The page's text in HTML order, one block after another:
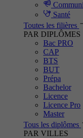
Santé
Toutes les filières
PAR DIPLÔMES
Bac PRO
CAP
BTS
BUT
Prépa
Bachelor
Licence
Licence Pro
Master
Tous les diplômes
PAR VILLES